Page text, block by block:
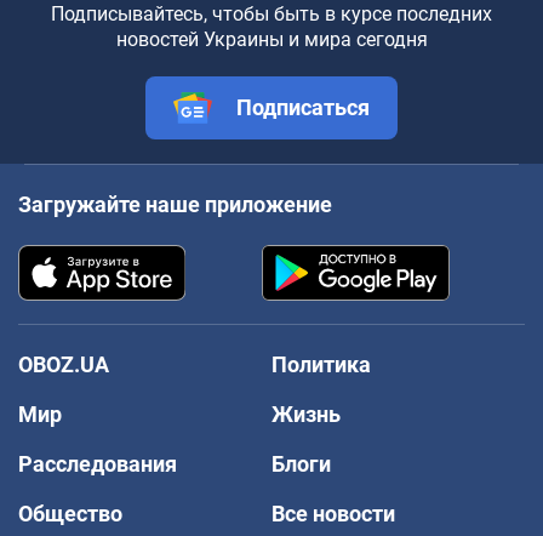
Подписывайтесь, чтобы быть в курсе последних
новостей Украины и мира сегодня
Подписаться
Загружайте наше приложение
OBOZ.UA
Политика
Мир
Жизнь
Расследования
Блоги
Общество
Все новости